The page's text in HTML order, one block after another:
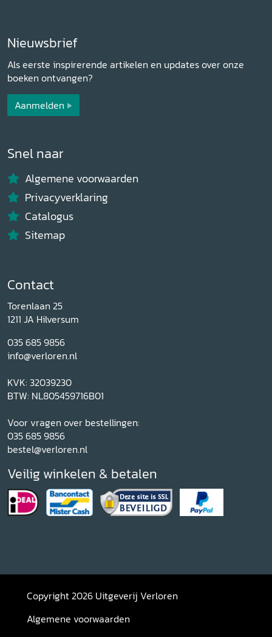
Nieuwsbrief
Als eerste inspirerende artikelen en updates over onze
boeken ontvangen?
Aanmelden
Snel naar
Algemene voorwaarden
Privacyverklaring
Catalogus
Sitemap
Contact
Torenlaan 25
1211 JA Hilversum
035 685 9856
info@verloren.nl
KVK: 32039230
BTW: NL805459716B01
Voor vragen over bestellingen:
035 685 9856
bestel@verloren.nl
Veilig winkelen & betalen
Copyright 2026 Uitgeverij Verloren
Algemene voorwaarden